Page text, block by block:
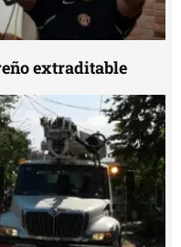
extraditable